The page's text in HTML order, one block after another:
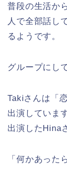
普段の生活か
人で全部話し
るようです。
グループにし
Takiさんは「
出演していま
出演したHina
「何かあった